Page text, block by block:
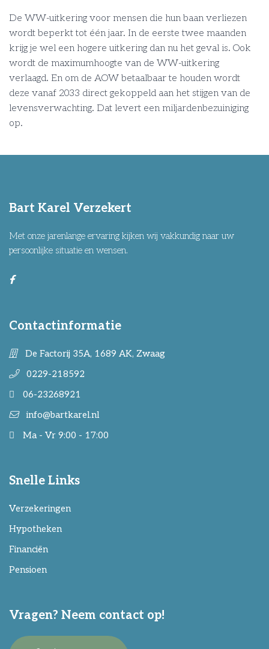
De WW-uitkering voor mensen die hun baan verliezen
wordt beperkt tot één jaar. In de eerste twee maanden
krijg je wel een hogere uitkering dan nu het geval is. Ook
wordt de maximumhoogte van de WW-uitkering
verlaagd. En om de AOW betaalbaar te houden wordt
deze vanaf 2033 direct gekoppeld aan het stijgen van de
levensverwachting. Dat levert een miljardenbezuiniging
op.
Bart Karel Verzekert
Met onze jarenlange ervaring kijken wij vakkundig naar uw
persoonlijke situatie en wensen.
Contactinformatie
De Factorij 35A, 1689 AK, Zwaag
0229-218592
06-23268921
info@bartkarel.nl
Ma - Vr 9:00 - 17:00
Snelle Links
Verzekeringen
Hypotheken
Financiën
Pensioen
Vragen? Neem contact op!